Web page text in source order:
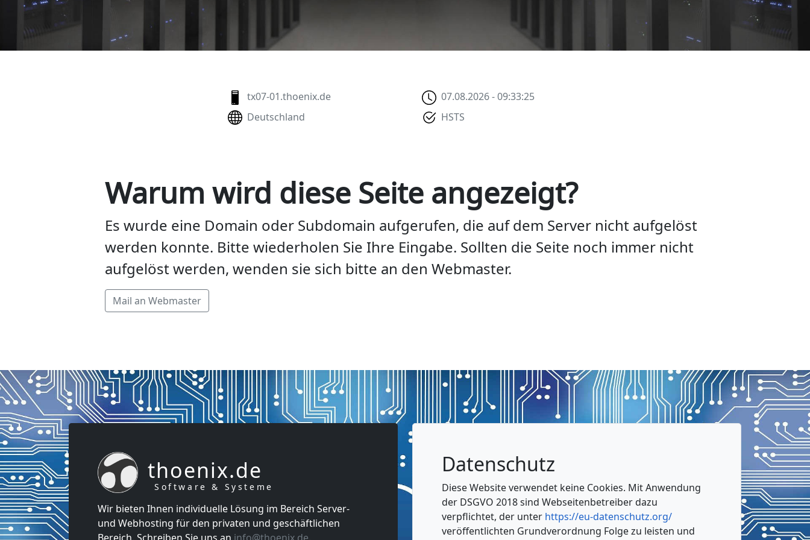
tx07-01.thoenix.de
Deutschland
07.08.2026 - 09:33:25
HSTS
Warum wird diese Seite angezeigt?
Es wurde eine Domain oder Subdomain aufgerufen, die auf dem Server nicht aufgelöst
werden konnte. Bitte wiederholen Sie Ihre Eingabe. Sollten die Seite noch immer nicht
aufgelöst werden, wenden sie sich bitte an den Webmaster.
Mail an Webmaster
thoenix.de
Software & Systeme
Wir bieten Ihnen individuelle Lösung im Bereich Server-
und Webhosting für den privaten und geschäftlichen
Datenschutz
Diese Website verwendet keine Cookies. Mit Anwendung
der DSGVO 2018 sind Webseitenbetreiber dazu
verpflichtet, der unter https://eu-datenschutz.org/
veröffentlichten Grundverordnung Folge zu leisten und